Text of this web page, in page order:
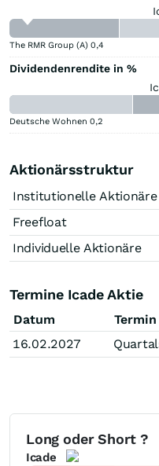
The RMR Group (A) 0,4
Dividendenrendite in %
Deutsche Wohnen 0,2
Aktionärsstruktur
Institutionelle Aktionäre
Freefloat
Individuelle Aktionäre
Termine Icade Aktie
Datum
Termin
16.02.2027
Long oder Short ?
Icade